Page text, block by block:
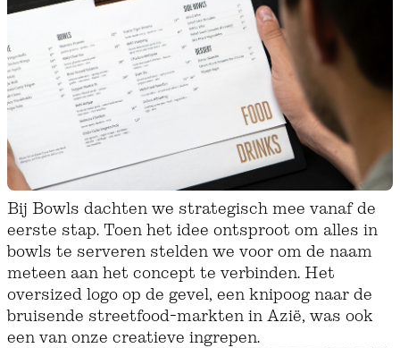
Bij Bowls dachten we strategisch mee vanaf de
eerste stap. Toen het idee ontsproot om alles in
bowls te serveren stelden we voor om de naam
meteen aan het concept te verbinden. Het
oversized logo op de gevel, een knipoog naar de
bruisende streetfood-markten in Azië, was ook
een van onze creatieve ingrepen.